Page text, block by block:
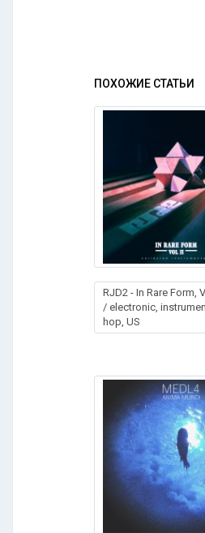
ПОХОЖИЕ СТАТЬИ
RJD2 - In Rare Form,
/ electronic,
hop, US